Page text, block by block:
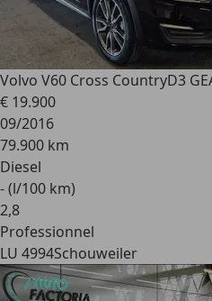
Volvo V60 Cross CountryD3
€ 19.900
09/2016
79.900 km
Diesel
- (l/100 km)
2,8
Professionnel
LU 4994Schouweiler